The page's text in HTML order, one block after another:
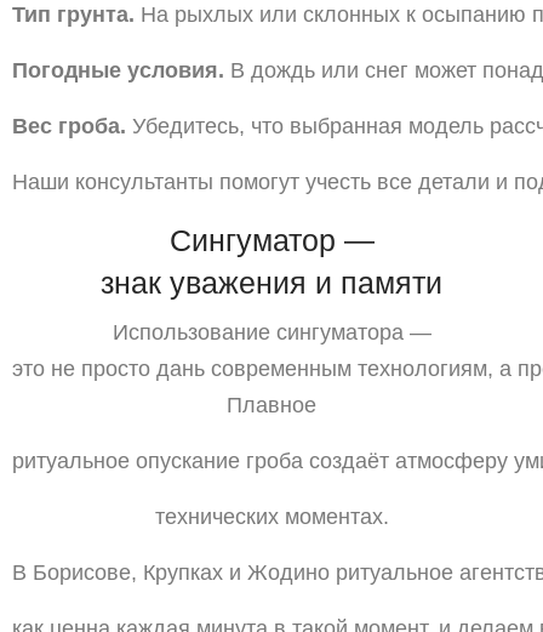
Тип грунта. На рыхлых или склонных к осыпанию
Погодные условия. В дождь или снег может
Вес гроба. Убедитесь, что выбранная модель
Наши консультанты помогут учесть все детали и
Сингуматор —
знак уважения и памяти
Использованиесингуматора —
это не просто дань современным технологиям, а
Плавное
ритуальное опускание гроба создаёт атмосферу
техническихмоментах.
В Борисове, Крупках и Жодино ритуальное